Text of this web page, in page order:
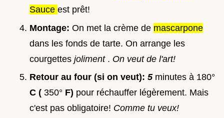
Sauce est prêt!
Montage: On met la crème de mascarpone
dans les fonds de tarte. On arrange les
courgettes joliment . On veut de l'art!
Retour au four (si on veut): 5 minutes à 180°
C ( 350° F) pour réchauffer légèrement. Mais
c'est pas obligatoire! Comme tu veux!